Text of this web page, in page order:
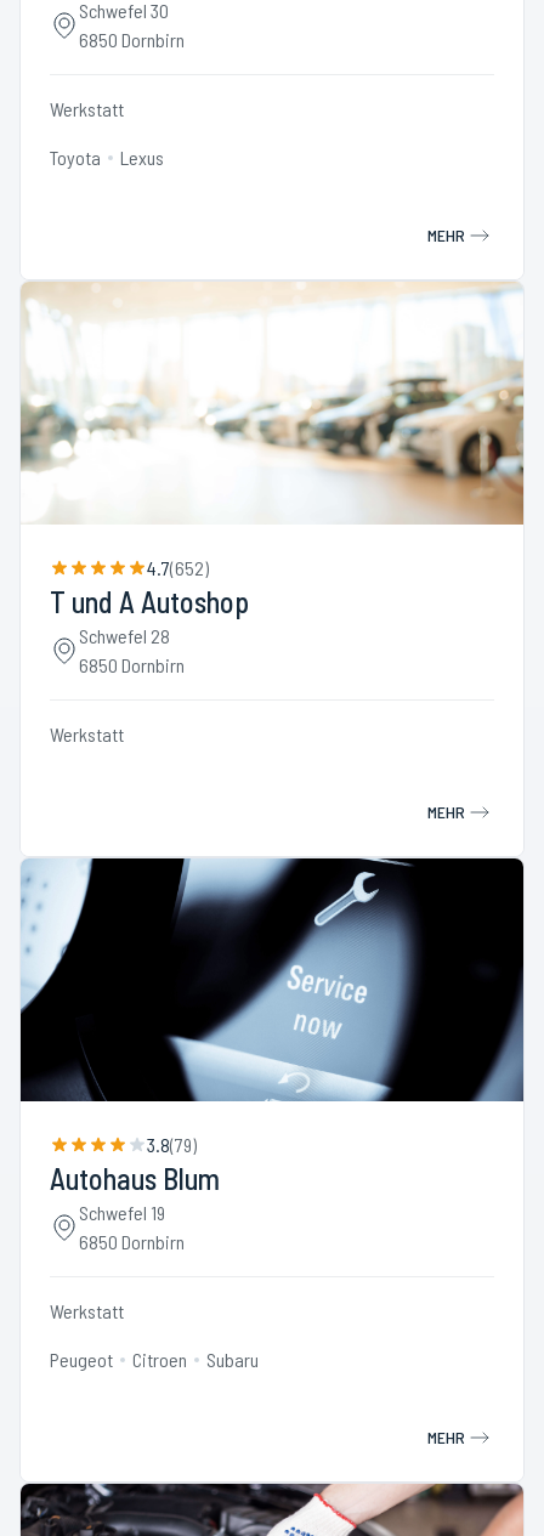
Schwefel 30
6850 Dornbirn
Werkstatt
Toyota Lexus
MEHR
4.7(652)
T und A Autoshop
Schwefel 28
6850 Dornbirn
Werkstatt
MEHR
3.8(79)
Autohaus Blum
Schwefel 19
6850 Dornbirn
Werkstatt
Peugeot Citroen Subaru
MEHR